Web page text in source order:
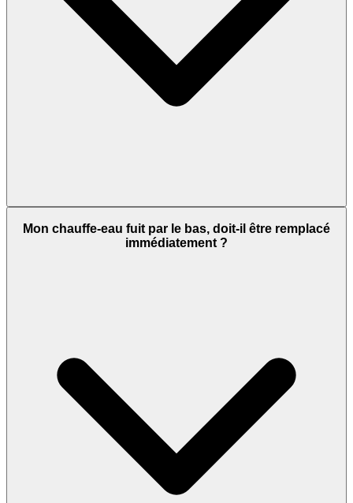
Mon chauffe-eau fuit par le bas, doit-il être remplacé
immédiatement ?